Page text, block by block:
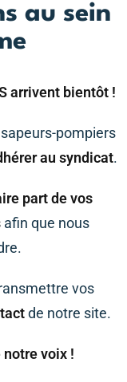
au sein
arrivent bientôt !
pompiers
au syndicat.
part de vos
afin que nous
vos
de notre site.
voix !